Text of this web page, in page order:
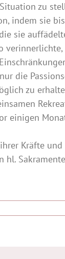
zu
indem sie
sie
die
zu
Kräfte
hl.